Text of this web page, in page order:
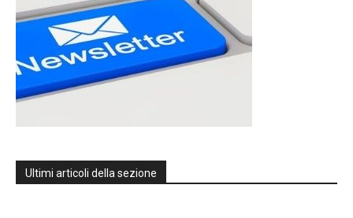
Ultimi articoli della sezione